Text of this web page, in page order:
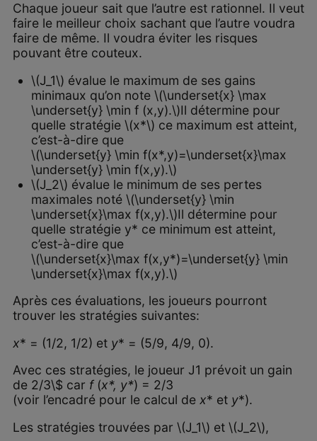
Chaque joueur sait que l’autre est rationnel. Il veut
faire le meilleur choix sachant que l’autre voudra
faire de même. Il voudra éviter les risques
pouvant être couteux.
\(J_1\) évalue le maximum de ses gains
minimaux qu’on note \(\underset{x} \max
\underset{y} \min f (x,y).\)Il détermine pour
quelle stratégie \(x*\) ce maximum est atteint,
c’est-à-dire que
\(\underset{y} \min f(x*,y)=\underset{x}\max
\underset{y} \min f(x,y).\)
\(J_2\) évalue le minimum de ses pertes
maximales noté \(\underset{y} \min
\underset{x}\max f(x,y).\)Il détermine pour
quelle stratégie y* ce minimum est atteint,
c’est-à-dire que
\(\underset{x}\max f(x,y*)=\underset{y} \min
\underset{x}\max f(x,y).\)
Après ces évaluations, les joueurs pourront
trouver les stratégies suivantes:
x* = (1/2, 1/2) et y* = (5/9, 4/9, 0).
Avec ces stratégies, le joueur J1 prévoit un gain
de 2/3\$ car f(x*, y*) = 2/3
(voir l’encadré pour le calcul de x* et y*).
Les stratégies trouvées par \(J_1\) et \(J_2\),